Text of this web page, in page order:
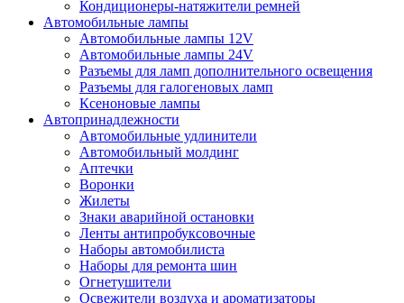
Кондиционеры-натяжители ремней
Автомобильные лампы
Автомобильные лампы 12V
Автомобильные лампы 24V
Разъемы для ламп дополнительного освещения
Разъемы для галогеновых ламп
Ксеноновые лампы
Автопринадлежности
Автомобильные удлинители
Автомобильный молдинг
Аптечки
Воронки
Жилеты
Знаки аварийной остановки
Ленты антипробуксовочные
Наборы автомобилиста
Наборы для ремонта шин
Огнетушители
Освежители воздуха и ароматизаторы